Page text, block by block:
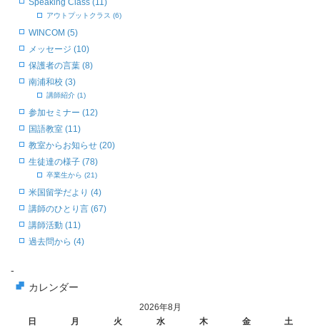
Speaking Class (11)
アウトプットクラス (6)
WINCOM (5)
メッセージ (10)
保護者の言葉 (8)
南浦和校 (3)
講師紹介 (1)
参加セミナー (12)
国語教室 (11)
教室からお知らせ (20)
生徒達の様子 (78)
卒業生から (21)
米国留学だより (4)
講師のひとり言 (67)
講師活動 (11)
過去問から (4)
-
カレンダー
2026年8月
日
月 火 水 木 金 土